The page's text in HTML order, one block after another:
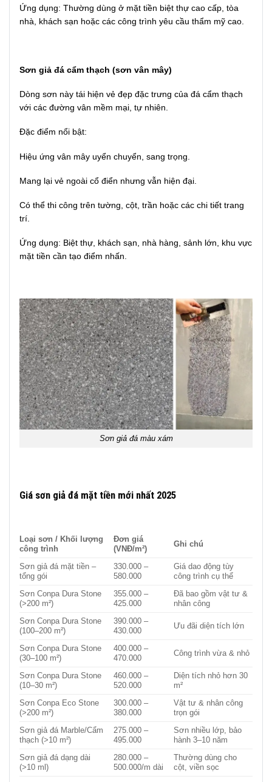
Ứng dụng: Thường dùng ở mặt tiền biệt thự cao cấp, tòa
nhà, khách sạn hoặc các công trình yêu cầu thẩm mỹ cao.
Sơn giả đá cẩm thạch (sơn vân mây)
Dòng sơn này tái hiện vẻ đẹp đặc trưng của đá cẩm thạch
với các đường vân mềm mại, tự nhiên.
Đặc điểm nổi bật:
Hiệu ứng vân mây uyển chuyển, sang trọng.
Mang lại vẻ ngoài cổ điển nhưng vẫn hiện đại.
Có thể thi công trên tường, cột, trần hoặc các chi tiết trang
trí.
Ứng dụng: Biệt thự, khách sạn, nhà hàng, sảnh lớn, khu vực
mặt tiền cần tạo điểm nhấn.
Sơn giả đá màu xám
Giá sơn giả đá mặt tiền mới nhất 2025
Loại sơn / Khối lượng
công trình
Đơn giá
(VNĐ/m²)
Ghi chú
Sơn giả đá mặt tiền –
tổng gói
330.000 –
580.000
Giá dao động tùy
công trình cụ thể
Sơn Conpa Dura Stone
(>200 m²)
355.000 –
425.000
Đã bao gồm vật tư &
nhân công
Sơn Conpa Dura Stone
(100–200 m²)
390.000 –
430.000
Ưu đãi diện tích lớn
Sơn Conpa Dura Stone
(30–100 m²)
400.000 –
470.000
Công trình vừa & nhỏ
Sơn Conpa Dura Stone
(10–30 m²)
460.000 –
520.000
Diện tích nhỏ hơn 30
m²
Sơn Conpa Eco Stone
(>200 m²)
300.000 –
380.000
Vật tư & nhân công
trọn gói
Sơn giả đá Marble/Cẩm
thạch (>10 m²)
275.000 –
495.000
Sơn nhiều lớp, bảo
hành 3–10 năm
Sơn giả đá dạng dài
(>10 ml)
280.000 –
500.000/m dài
Thường dùng cho
cột, viền sọc